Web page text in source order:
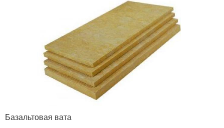
Базальтовая вата